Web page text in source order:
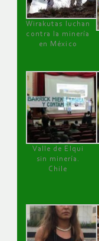
Wirakutas luchan
contra la minería
en México
Valle de Elqui
sin minería.
Chile